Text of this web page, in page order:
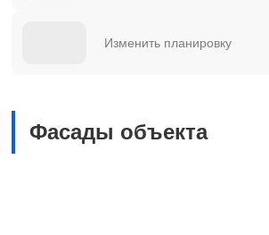
Изменить планировку
Фасады объекта